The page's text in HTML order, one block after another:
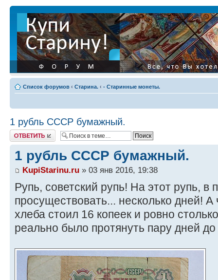
Список форумов ‹ Старина. ‹ - Старинные монеты.
1 рубль СССР бумажный.
Ответить
1 рубль СССР бумажный.
KupiStarinu.ru » 03 янв 2016, 19:38
Рупь, советский рупь! На этот рупь,
просуществовать... несколько дней! А
хлеба стоил 16 копеек и ровно
реально было протянуть пару дней до